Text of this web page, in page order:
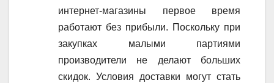
интернет-магазины первое время
работают без прибыли. Поскольку при
закупках малыми партиями
производители не делают больших
скидок. Условия доставки могут стать